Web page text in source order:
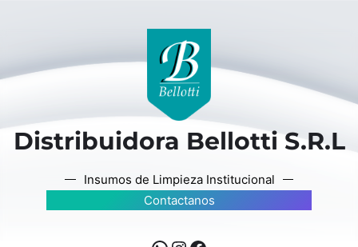
Distribuidora Bellotti S.R.L
Insumos de Limpieza Institucional
Contactanos